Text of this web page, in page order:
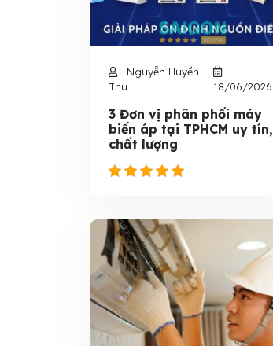
Nguyễn Huyền
Thu
18/06/2026
3 Đơn vị phân phối máy
biến áp tại TPHCM uy tín,
chất lượng